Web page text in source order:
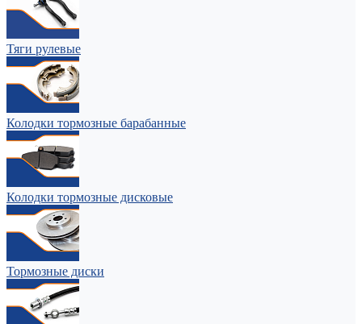
Тяги рулевые
Колодки тормозные барабанные
Колодки тормозные дисковые
Тормозные диски